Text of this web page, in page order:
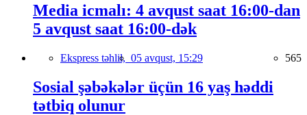
Media icmalı: 4 avqust saat 16:00-dan
5 avqust saat 16:00-dək
Ekspress təhlil, 05 avqust, 15:29 565
Sosial şəbəkələr üçün 16 yaş həddi
tətbiq olunur